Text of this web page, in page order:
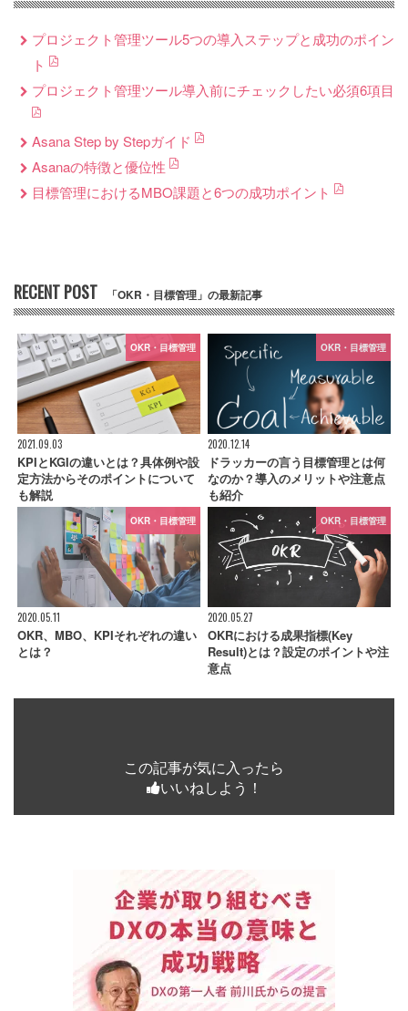
プロジェクト管理ツール5つの導入ステップと成功のポイン
ト
プロジェクト管理ツール導入前にチェックしたい必須6項目
Asana Step by Stepガイド
Asanaの特徴と優位性
目標管理におけるMBO課題と6つの成功ポイント
RECENT POST 「OKR・目標管理」の最新記事
OKR・目標管理
2021.09.03
KPIとKGIの違いとは？具体例や設
定方法からそのポイントについて
も解説
OKR・目標管理
2020.12.14
ドラッカーの言う目標管理とは何
なのか？導入のメリットや注意点
も紹介
OKR・目標管理
2020.05.11
OKR、MBO、KPIそれぞれの違い
とは？
OKR・目標管理
2020.05.27
OKRにおける成果指標(Key
Result)とは？設定のポイントや注
意点
この記事が気に入ったら
いいねしよう！